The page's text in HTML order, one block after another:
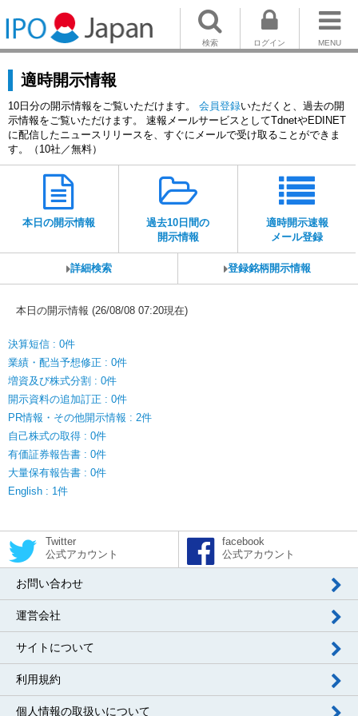
MENU
ログイン
検索
適時開示情報
10日分の開示情報をご覧いただけます。 会員登録いただくと、過去の開
示情報をご覧いただけます。 速報メールサービスとしてTdnetやEDINET
に配信したニュースリリースを、すぐにメールで受け取ることができま
す。（10社／無料）
本日の開示情報
過去10日間の
開示情報
適時開示速報
メール登録
詳細検索 登録銘柄開示情報
本日の開示情報 (26/08/08 07:20現在)
決算短信 : 0件
業績・配当予想修正 : 0件
増資及び株式分割 : 0件
開示資料の追加訂正 : 0件
PR情報・その他開示情報 : 2件
自己株式の取得 : 0件
有価証券報告書 : 0件
大量保有報告書 : 0件
English : 1件
Twitter
公式アカウント
facebook
公式アカウント
お問い合わせ
運営会社
サイトについて
利用規約
個人情報の取扱いについて